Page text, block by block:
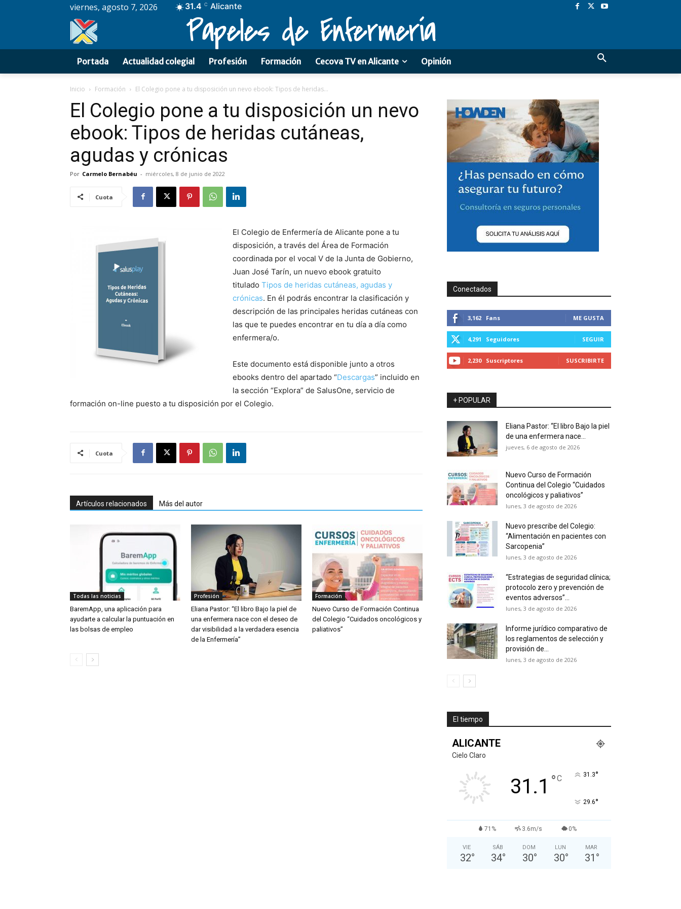
viernes, agosto 7, 2026 31.4 C Alicante
Papeles de Enfermería
Portada Actualidad colegial Profesión Formación Cecova TV en Alicante Opinión
Inicio Formación El Colegio pone a tu disposición un nevo ebook: Tipos de heridas...
El Colegio pone a tu disposición un nevo
ebook: Tipos de heridas cutáneas,
agudas y crónicas
Por Carmelo Bernabéu - miércoles, 8 de junio de 2022
Cuota
El Colegio de Enfermería de Alicante pone a tu
disposición, a través del Área de Formación
coordinada por el vocal V de la Junta de Gobierno,
Juan José Tarín, un nuevo ebook gratuito
titulado Tipos de heridas cutáneas, agudas y
crónicas. En él podrás encontrar la clasificación y
descripción de las principales heridas cutáneas con
las que te puedes encontrar en tu día a día como
enfermera/o.
Este documento está disponible junto a otros
ebooks dentro del apartado “Descargas” incluido en
la sección “Explora” de SalusOne, servicio de
formación on-line puesto a tu disposición por el Colegio.
Cuota
Artículos relacionados Más del autor
Todas las noticias
BaremApp, una aplicación para
ayudarte a calcular la puntuación en
las bolsas de empleo
Profesión
Eliana Pastor: “El libro Bajo la piel de
una enfermera nace con el deseo de
dar visibilidad a la verdadera esencia
de la Enfermería”
Formación
Nuevo Curso de Formación Continua
del Colegio “Cuidados oncológicos y
paliativos”
Conectados
3,162 Fans ME GUSTA
4,291 Seguidores SEGUIR
2,230 Suscriptores SUSCRIBIRTE
+ POPULAR
Eliana Pastor: “El libro Bajo la piel
de una enfermera nace...
jueves, 6 de agosto de 2026
Nuevo Curso de Formación
Continua del Colegio “Cuidados
oncológicos y paliativos”
lunes, 3 de agosto de 2026
Nuevo prescribe del Colegio:
“Alimentación en pacientes con
Sarcopenia”
lunes, 3 de agosto de 2026
“Estrategias de seguridad clínica;
protocolo zero y prevención de
eventos adversos”...
lunes, 3 de agosto de 2026
Informe jurídico comparativo de
los reglamentos de selección y
provisión de...
lunes, 3 de agosto de 2026
El tiempo
ALICANTE
Cielo Claro
31.1 °C 31.3°
29.6°
71% 3.6m/s 0%
VIE
32°
SÁB
34°
DOM
30°
LUN
30°
MAR
31 °